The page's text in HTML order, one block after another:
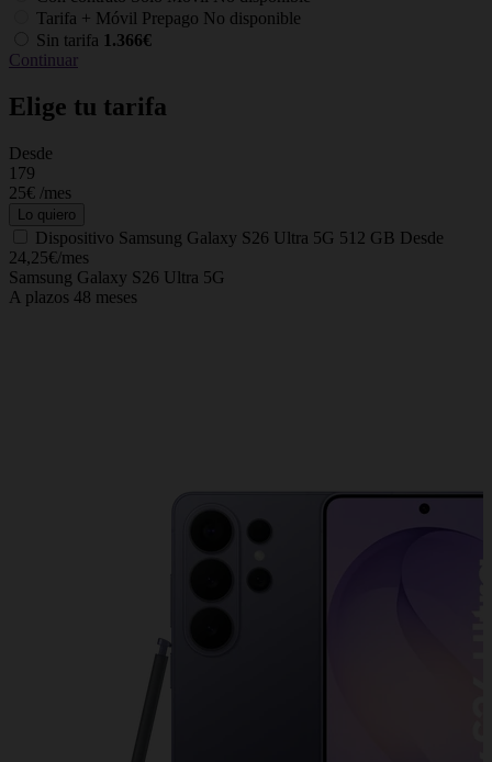
Tarifa + Móvil Prepago No disponible
Sin tarifa 1.366€
Continuar
Elige tu tarifa
Desde
179
25€ /mes
Lo quiero
Dispositivo Samsung Galaxy S26 Ultra 5G 512 GB Desde
24,25€/mes
Samsung Galaxy S26 Ultra 5G
A plazos 48 meses